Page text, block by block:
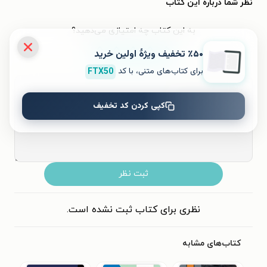
نظر شما دربارهٔ این کتاب
به این کتاب چه امتیازی می‌دهید؟
۱ ۲ ۳ ۴ ۵
ثبت نظر
نظری برای کتاب ثبت نشده است.
کتاب‌های مشابه
٪۵۰ تخفیف ویژۀ اولین خرید
برای کتاب‌های متنی، با کد FTX50
کپی کردن کد تخفیف